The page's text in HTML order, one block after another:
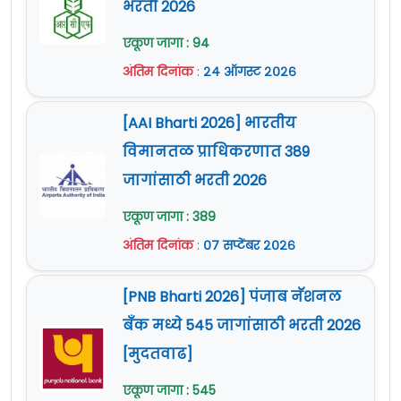
भरती 2026
एकूण जागा : 94
अंतिम दिनांक: २४ ऑगस्ट २०२६
[AAI Bharti 2026] भारतीय
विमानतळ प्राधिकरणात 389
जागांसाठी भरती 2026
एकूण जागा : 389
अंतिम दिनांक: ०७ सप्टेंबर २०२६
[PNB Bharti 2026] पंजाब नॅशनल
बँक मध्ये 545 जागांसाठी भरती 2026
[मुदतवाढ]
एकूण जागा : 545